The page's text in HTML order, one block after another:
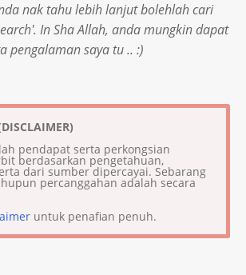
nak tahu lebih lanjut bolehlah cari
In Sha Allah, anda mungkin dapat
pengalaman saya tu .. :)
pendapat serta perkongsian
berdasarkan pengetahuan,
dari sumber dipercayai. Sebarang
percanggahan adalah secara
untuk penafian penuh.